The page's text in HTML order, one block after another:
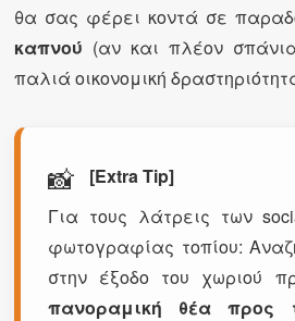
θα σας φέρει κοντά σε
καπνού (αν και πλέον
παλιά οικονομική
📸
[Extra Tip]
Για τους λάτρεις των
φωτογραφίας τοπίου:
στην έξοδο του χωριού
πανοραμική θέα προς